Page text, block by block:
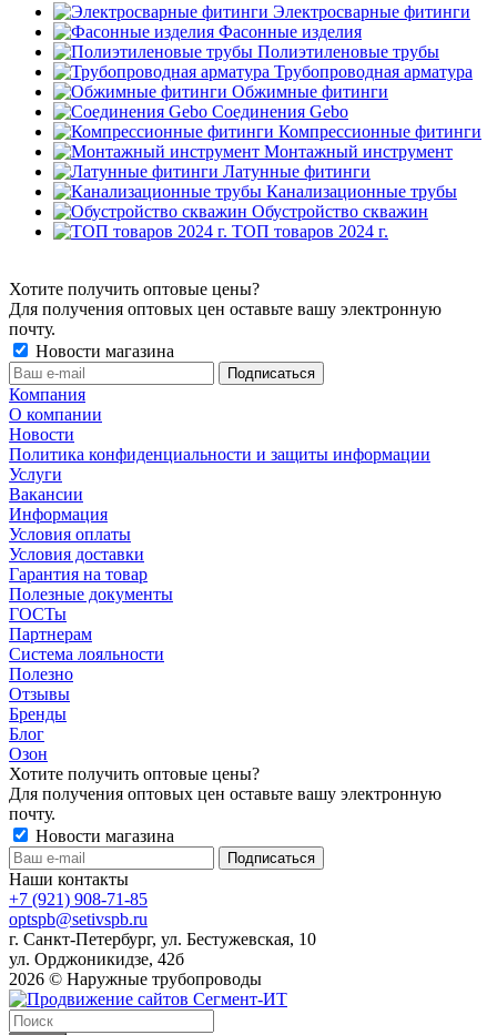
Электросварные фитинги
Фасонные изделия
Полиэтиленовые трубы
Трубопроводная арматура
Обжимные фитинги
Соединения Gebo
Компрессионные фитинги
Монтажный инструмент
Латунные фитинги
Канализационные трубы
Обустройство скважин
ТОП товаров 2024 г.
Хотите получить оптовые цены?
Для получения оптовых цен оставьте вашу электронную
почту.
Новости магазина
Компания
О компании
Новости
Политика конфиденциальности и защиты информации
Услуги
Вакансии
Информация
Условия оплаты
Условия доставки
Гарантия на товар
Полезные документы
ГОСТы
Партнерам
Система лояльности
Полезно
Отзывы
Бренды
Блог
Озон
Хотите получить оптовые цены?
Для получения оптовых цен оставьте вашу электронную
почту.
Новости магазина
Наши контакты
+7 (921) 908-71-85
optspb@setivspb.ru
г. Санкт-Петербург, ул. Бестужевская, 10
ул. Орджоникидзе, 42б
2026 © Наружные трубопроводы